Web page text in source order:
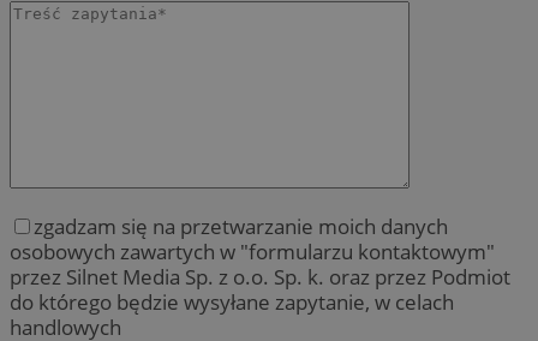
zgadzam się na przetwarzanie moich danych
osobowych zawartych w "formularzu kontaktowym"
przez Silnet Media Sp. z o.o. Sp. k. oraz przez Podmiot
do którego będzie wysyłane zapytanie, w celach
handlowych